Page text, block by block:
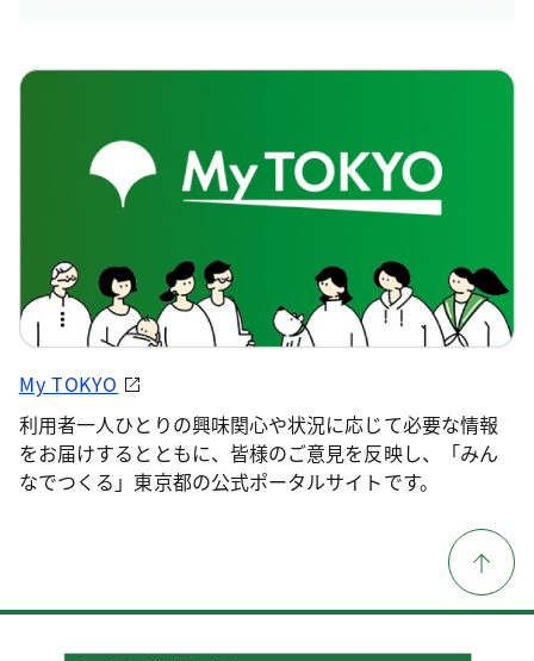
My TOKYO
利用者一人ひとりの興味関心や状況に応じて必要な情報
をお届けするとともに、皆様のご意見を反映し、「みん
なでつくる」東京都の公式ポータルサイトです。